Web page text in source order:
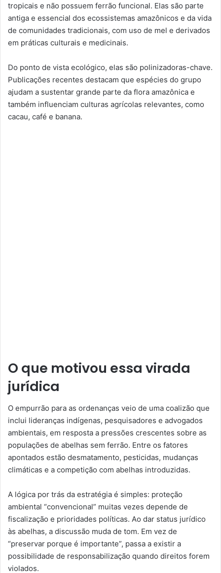
tropicais e não possuem ferrão funcional. Elas são parte
antiga e essencial dos ecossistemas amazônicos e da vida
de comunidades tradicionais, com uso de mel e derivados
em práticas culturais e medicinais.
Do ponto de vista ecológico, elas são polinizadoras-chave.
Publicações recentes destacam que espécies do grupo
ajudam a sustentar grande parte da flora amazônica e
também influenciam culturas agrícolas relevantes, como
cacau, café e banana.
O que motivou essa virada
jurídica
O empurrão para as ordenanças veio de uma coalizão que
inclui lideranças indígenas, pesquisadores e advogados
ambientais, em resposta a pressões crescentes sobre as
populações de abelhas sem ferrão. Entre os fatores
apontados estão desmatamento, pesticidas, mudanças
climáticas e a competição com abelhas introduzidas.
A lógica por trás da estratégia é simples: proteção
ambiental “convencional” muitas vezes depende de
fiscalização e prioridades políticas. Ao dar status jurídico
às abelhas, a discussão muda de tom. Em vez de
“preservar porque é importante”, passa a existir a
possibilidade de responsabilização quando direitos forem
violados.